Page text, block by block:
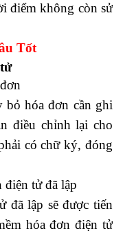
điểm không còn sử
Tốt
bỏ hóa đơn cần ghi
điều chỉnh lại cho
có chữ ký, đóng
tử đã lập
đã lập sẽ được tiến
hóa đơn điện tử